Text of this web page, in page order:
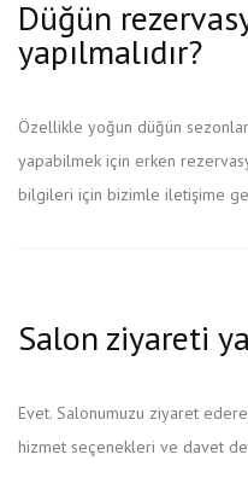
Düğün
yapılmalıdır?
Özellikle yoğun düğün
yapabilmek için erken
bilgileri için bizimle iletişime
Salon ziyareti
Evet. Salonumuzu ziyaret
hizmet seçenekleri ve davet